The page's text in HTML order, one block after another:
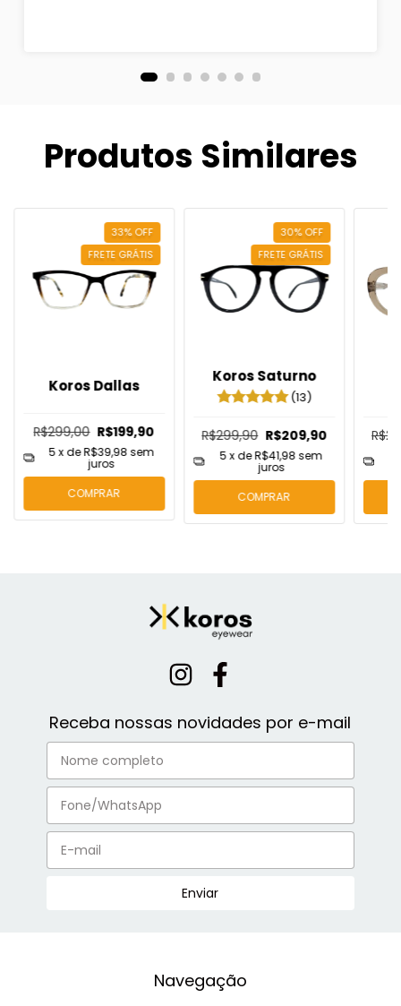
Produtos Similares
33%OFF
FRETE GRÁTIS
Koros Dallas
R$299,00 R$199,90
5x deR$39,98 sem
juros
COMPRAR
30%OFF
FRETE GRÁTIS
Koros Saturno
(13)
R$299,90 R$209,90
5 x deR$41,98 sem
juros
COMPRAR
Receba nossas novidades por e-mail
Navegação